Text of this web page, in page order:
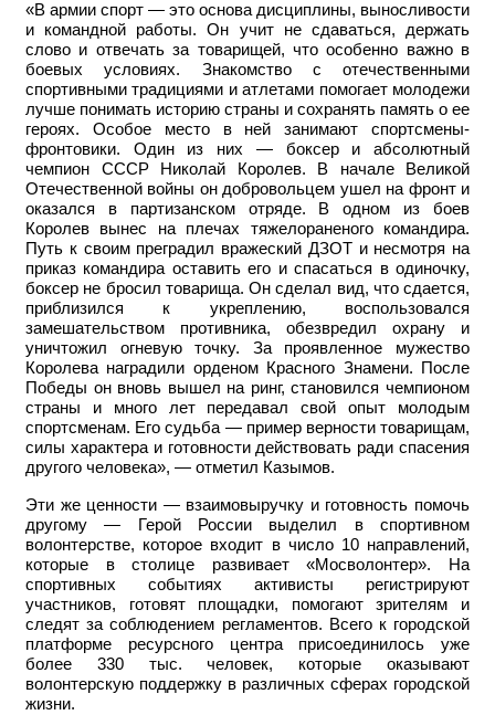
«В армии спорт — это основа дисциплины, выносливости
и командной работы. Он учит не сдаваться, держать
слово и отвечать за товарищей, что особенно важно в
боевых условиях. Знакомство с отечественными
спортивными традициями и атлетами помогает молодежи
лучше понимать историю страны и сохранять память о ее
героях. Особое место в ней занимают спортсмены-
фронтовики. Один из них — боксер и абсолютный
чемпион СССР Николай Королев. В начале Великой
Отечественной войны он добровольцем ушел на фронт и
оказался в партизанском отряде. В одном из боев
Королев вынес на плечах тяжелораненого командира.
Путь к своим преградил вражеский ДЗОТ и несмотря на
приказ командира оставить его и спасаться в одиночку,
боксер не бросил товарища. Он сделал вид, что сдается,
приблизился к укреплению, воспользовался
замешательством противника, обезвредил охрану и
уничтожил огневую точку. За проявленное мужество
Королева наградили орденом Красного Знамени. После
Победы он вновь вышел на ринг, становился чемпионом
страны и много лет передавал свой опыт молодым
спортсменам. Его судьба — пример верности товарищам,
силы характера и готовности действовать ради спасения
другого человека», — отметил Казымов.
Эти же ценности — взаимовыручку и готовность помочь
другому — Герой России выделил в спортивном
волонтерстве, которое входит в число 10 направлений,
которые в столице развивает «Мосволонтер». На
спортивных событиях активисты регистрируют
участников, готовят площадки, помогают зрителям и
следят за соблюдением регламентов. Всего к городской
платформе ресурсного центра присоединилось уже
более 330 тыс. человек, которые оказывают
волонтерскую поддержку в различных сферах городской
жизни.